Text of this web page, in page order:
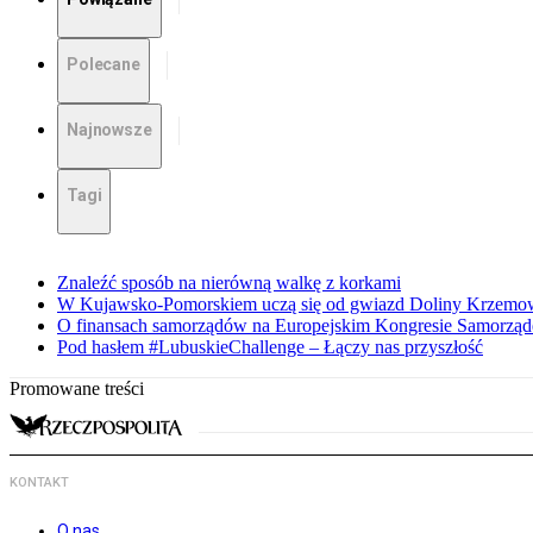
Polecane
Najnowsze
Tagi
Znaleźć sposób na nierówną walkę z korkami
W Kujawsko-Pomorskiem uczą się od gwiazd Doliny
O finansach samorządów na Europejskim Kongresie
Pod hasłem #LubuskieChallenge – Łączy nas przyszłość
Promowane treści
KONTAKT